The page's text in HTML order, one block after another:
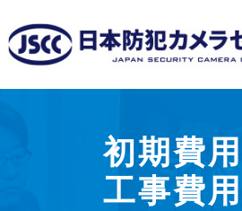
初期費
工事費